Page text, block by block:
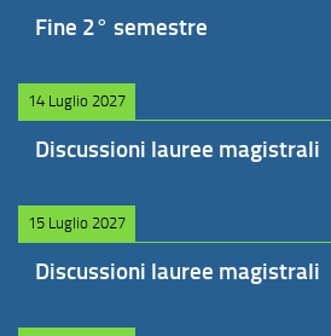
Fine 2° semestre
14 Luglio 2027
Discussioni lauree magistrali
15 Luglio 2027
Discussioni lauree magistrali